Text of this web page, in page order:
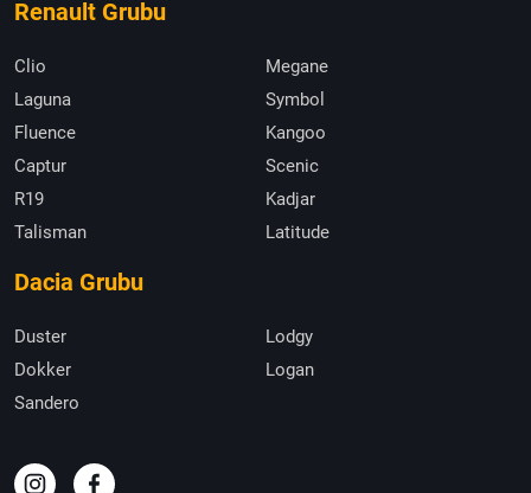
Renault Grubu
Clio
Megane
Laguna
Symbol
Fluence
Kangoo
Captur
Scenic
R19
Kadjar
Talisman
Latitude
Dacia Grubu
Duster
Lodgy
Dokker
Logan
Sandero